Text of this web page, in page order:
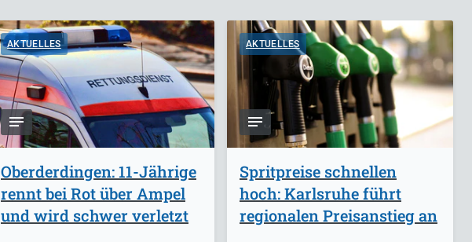
AKTUELLES
Oberderdingen: 11-Jährige
rennt bei Rot über Ampel
und wird schwer verletzt
AKTUELLES
Spritpreise schnellen
hoch: Karlsruhe führt
regionalen Preisanstieg an